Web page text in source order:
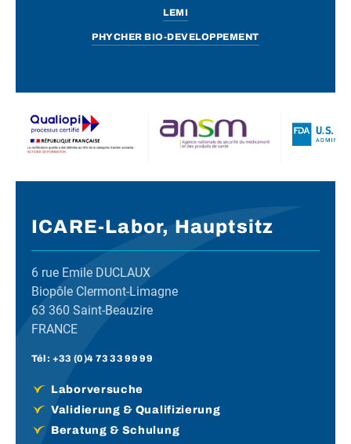
LEMI
PHYCHER BIO-DEVELOPPEMENT
ICARE-Labor, Hauptsitz
6 rue Emile DUCLAUX
Biopôle Clermont-Limagne
63 360 Saint-Beauzire
FRANCE
Tél : +33 (0)4 73 33 99 99
Laborversuche
Validierung & Qualifizierung
Beratung & Schulung